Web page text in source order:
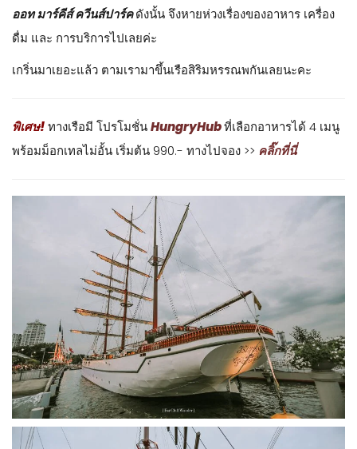
ออท มาร์คีส์ ควีนส์ปาร์คดังนั้น จึงหายห่วงเรื่องของอาหาร เครื่อง
ดื่ม และ การบริการไปเลยค่ะ
เกริ่นมาเยอะแล้ว ตามเรามาขึ้นเรือสิริมหรรณพกันเลยนะคะ
พิเศษ!ทางเรือมี โปรโมชั่นHungryHubที่เลือกอาหารได้ 4 เมนู
พร้อมม็อกเทลไม่อั้น เริ่มต้น 990.- ทางไปจอง >> คลิ๊กที่นี่